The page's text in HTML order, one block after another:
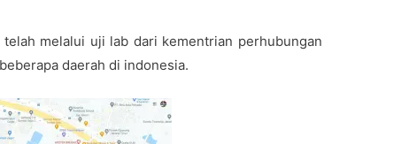
melalui uji lab dari kementrian perhubungan
daerah di indonesia.